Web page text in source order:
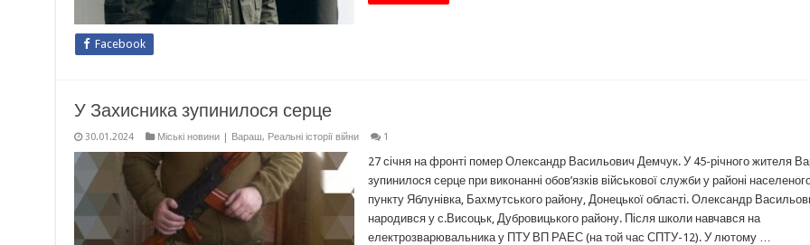
Facebook
У Захисника зупинилося серце
30.01.2024 Міські новини | Вараш, Реальні історії війни 1
27 січня на фронті помер Олександр Васильович Демчук. У 45-річного жителя
зупинилося серце при виконанні обов’язків військової служби у районі
пункту Яблунівка, Бахмутського району, Донецької області. Олександр
народився у с.Висоцьк, Дубровицького району. Після школи навчався на
електрозварювальника у ПТУ ВП РАЕС (на той час СПТУ-12). У лютому …